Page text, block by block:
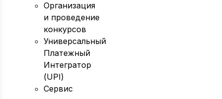
Организация
и проведение
конкурсов
Универсальный
Платежный
Интегратор
(UPI)
Сервис